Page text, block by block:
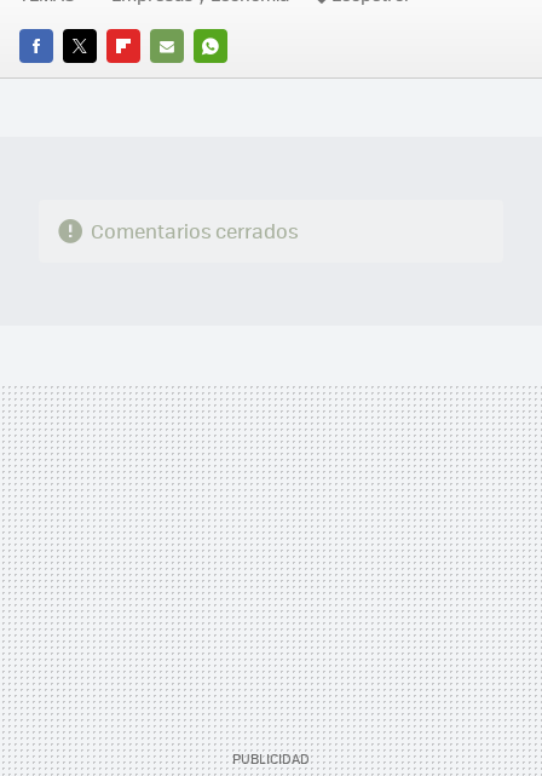
FACEBOOK
TWITTERFLIPBOARD
E-
WHATSAPP
Comentarios cerrados